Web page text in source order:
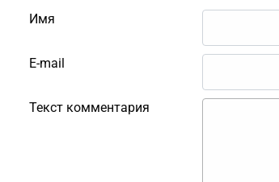
Имя
E-mail
Текст комментария